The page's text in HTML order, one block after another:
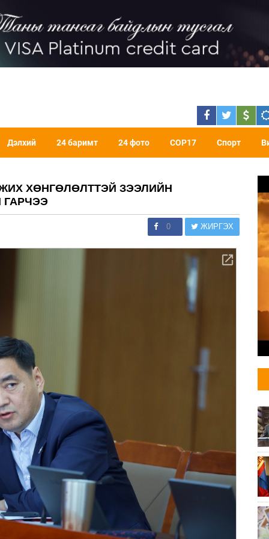
Дэлхий 24 баримт 24 фото COP17 Спорт
ХӨНГӨЛӨЛТТЭЙ ЗЭЭЛИЙН
0 ЖИРГЭХ